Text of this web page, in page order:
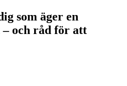
som äger en
och råd för att